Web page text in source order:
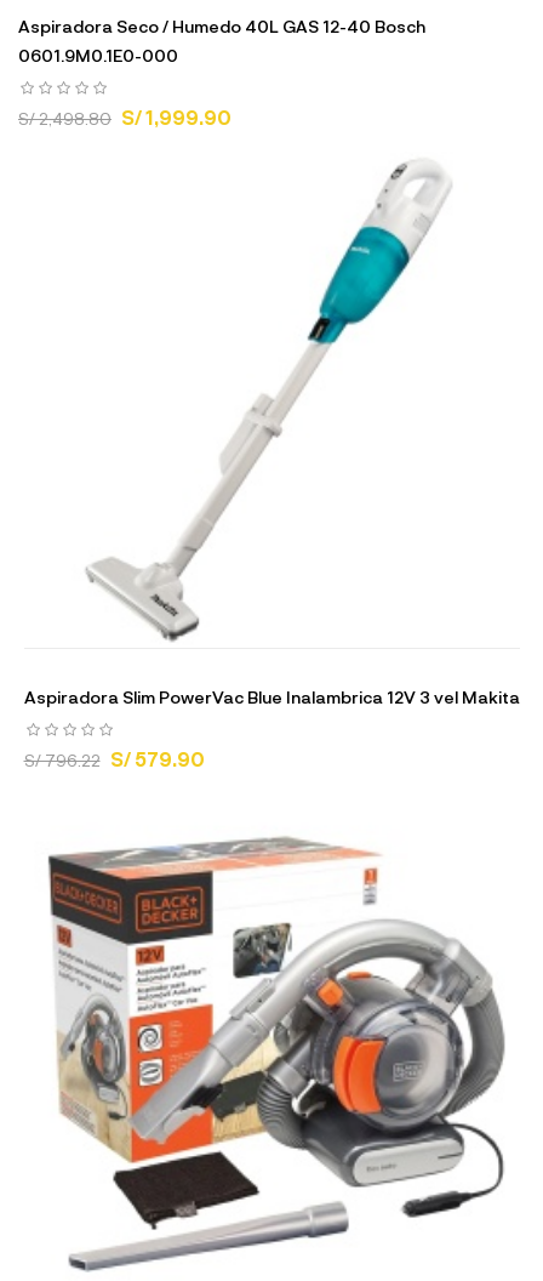
Aspiradora Seco / Humedo 40L GAS 12-40 Bosch
0601.9M0.1E0-000
S/ 2,498.80 S/ 1,999.90
Aspiradora Slim PowerVac Blue Inalambrica 12V 3 vel Makita
S/ 796.22 S/ 579.90